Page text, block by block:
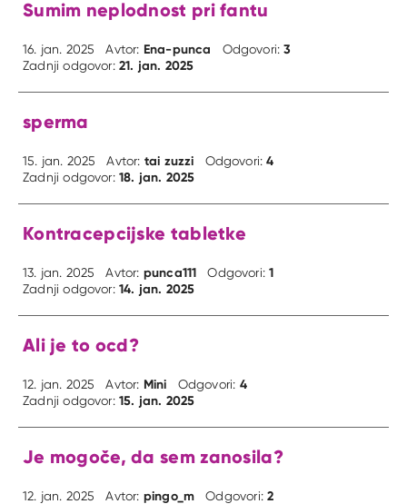
Sumim neplodnost pri fantu
16. jan. 2025 Avtor: Ena-punca Odgovori:3
Zadnji odgovor:21. jan. 2025
sperma
15. jan. 2025 Avtor: tai zuzzi Odgovori:4
Zadnji odgovor:18. jan. 2025
Kontracepcijske tabletke
13. jan. 2025 Avtor: punca111 Odgovori:1
Zadnji odgovor:14. jan. 2025
Ali je to ocd?
12. jan. 2025 Avtor: Mini Odgovori: 4
Zadnji odgovor:15. jan. 2025
Je mogoče, da sem zanosila?
12. jan. 2025 Avtor: pingo_m Odgovori:2